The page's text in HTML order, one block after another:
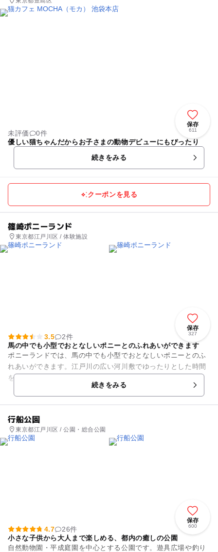
保存
611
未評価
0件
優しい猫ちゃんだからお子さまの動物デビューにもぴったり
続きをみる
クーポンを見る
篠崎ポニーランド
東京都江戸川区 / 体験施設
保存
327
3.5
2件
馬の中でも小型でおとなしいポニーとのふれあいができます
ポニーランドでは、馬の中でも小型でおとなしいポニーとのふ
れあいができます。江戸川の広い河川敷でゆったりとした時間
を過ごしてみませんか。ポニーには小学6年生までのお子様、
馬車にはどなたでも乗ること...続きをみる
行船公園
東京都江戸川区 / 公園・総合公園
保存
600
4.7
26件
小さな子供から大人まで楽しめる、都内の癒しの公園
自然動物園・平成庭園を中心とする公園です。遊具広場や釣り